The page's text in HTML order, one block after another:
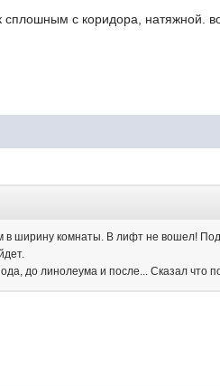
с коридора, натяжной.
ширину комнаты. В лифт не вошел!
до линолеума и после... Сказал что